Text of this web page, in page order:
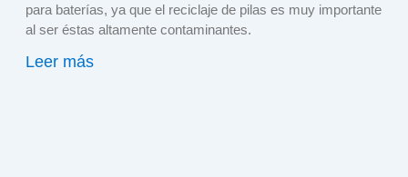
para baterías, ya que el reciclaje de pilas es muy importante
al ser éstas altamente contaminantes.
Leer más